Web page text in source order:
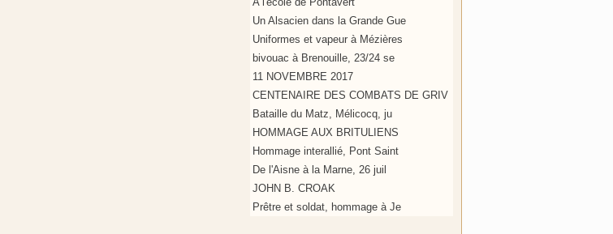
Un Alsacien dans la Grande Gue
Uniformes et vapeur à Mézières
bivouac à Brenouille, 23/24 se
11 NOVEMBRE 2017
CENTENAIRE DES COMBATS DE GRIV
Bataille du Matz, Mélicocq, ju
HOMMAGE AUX BRITULIENS
Hommage interallié, Pont Saint
De l'Aisne à la Marne, 26 juil
JOHN B. CROAK
Prêtre et soldat, hommage à Je